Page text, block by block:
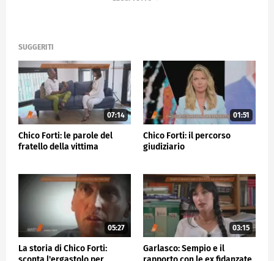
SUGGERITI
07:14
Chico Forti: le parole del
fratello della vittima
01:51
Chico Forti: il percorso
giudiziario
05:27
La storia di Chico Forti:
03:15
Garlasco: Sempio e il